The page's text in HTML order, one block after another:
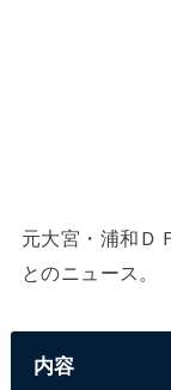
元大宮・浦和Ｄ
とのニュース。
内容